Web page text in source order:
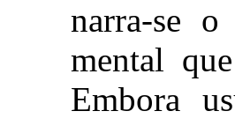
narra-se o
mental
Embora